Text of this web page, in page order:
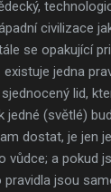
civilizace
se opakující
jedna
lid,
jedné (světlé)
dostat, je jen
vůdce; a pokud
jsou